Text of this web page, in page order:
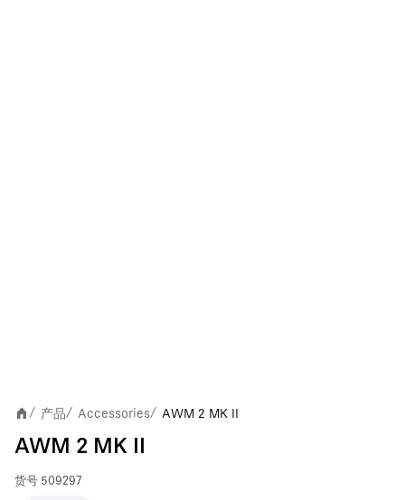
/ 产品/ Accessories/ AWM 2 MK II
AWM 2 MK II
货号 509297